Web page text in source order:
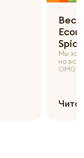
Мы
на всю
OMG и